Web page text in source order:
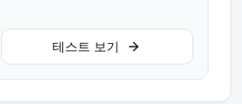
테스트 보기